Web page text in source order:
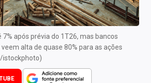
após prévia do 1T26, mas bancos
alta de quase 80% para as ações
istockphoto)